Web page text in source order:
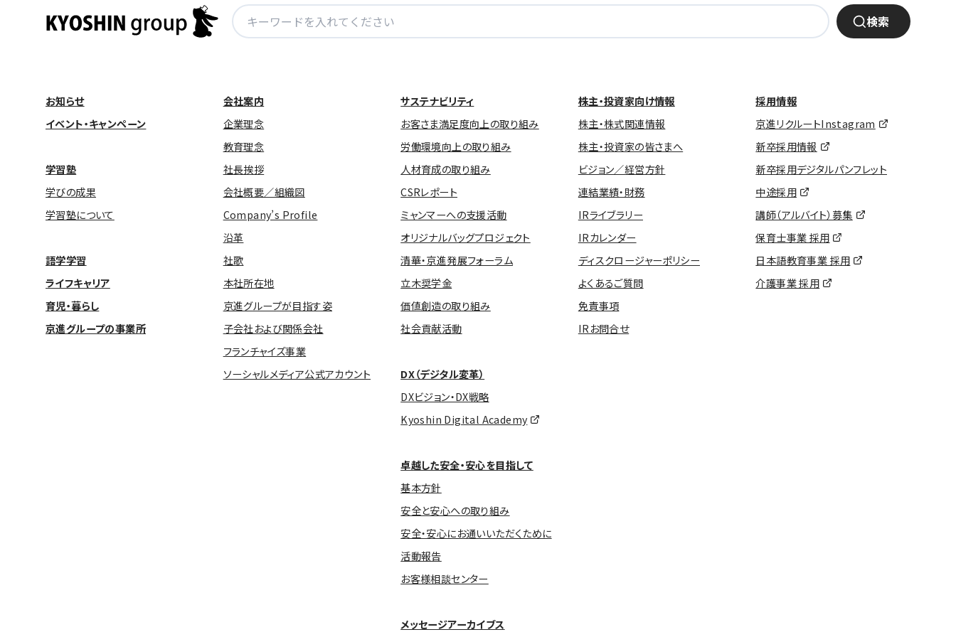
検
索:
検索
お知らせ
イベント・キャンペーン
学習塾
学びの成果
学習塾について
語学学習
ライフキャリア
育児・暮らし
京進グループの事業所
会社案内
企業理念
教育理念
社長挨拶
会社概要／組織図
Company’s Profile
沿革
社歌
本社所在地
京進グループが目指す姿
子会社および関係会社
フランチャイズ事業
ソーシャルメディア公式アカウント
サステナビリティ
お客さま満足度向上の取り組み
労働環境向上の取り組み
人材育成の取り組み
CSRレポート
ミャンマーへの支援活動
オリジナルバッグプロジェクト
清華・京進発展フォーラム
立木奨学金
価値創造の取り組み
社会貢献活動
DX（デジタル変革）
DXビジョン・DX戦略
Kyoshin Digital Academy
卓越した安全・安心を目指して
基本方針
安全と安心への取り組み
安全・安心にお通いいただくために
活動報告
お客様相談センター
メッセージアーカイブス
株主・投資家向け情報
株主・株式関連情報
株主・投資家の皆さまへ
ビジョン／経営方針
連結業績・財務
IRライブラリー
IRカレンダー
ディスクロージャーポリシー
よくあるご質問
免責事項
IRお問合せ
採用情報
京進リクルートInstagram
新卒採用情報
新卒採用デジタルパンフレット
中途採用
講師（アルバイト）募集
保育士事業 採用
日本語教育事業 採用
介護事業 採用